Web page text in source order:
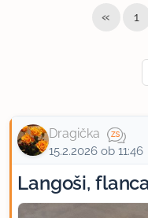
« 1
Dragička
15.2.2026 ob 11:46
Langoši,